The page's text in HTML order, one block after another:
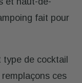
fait pour
type de cocktail
ces